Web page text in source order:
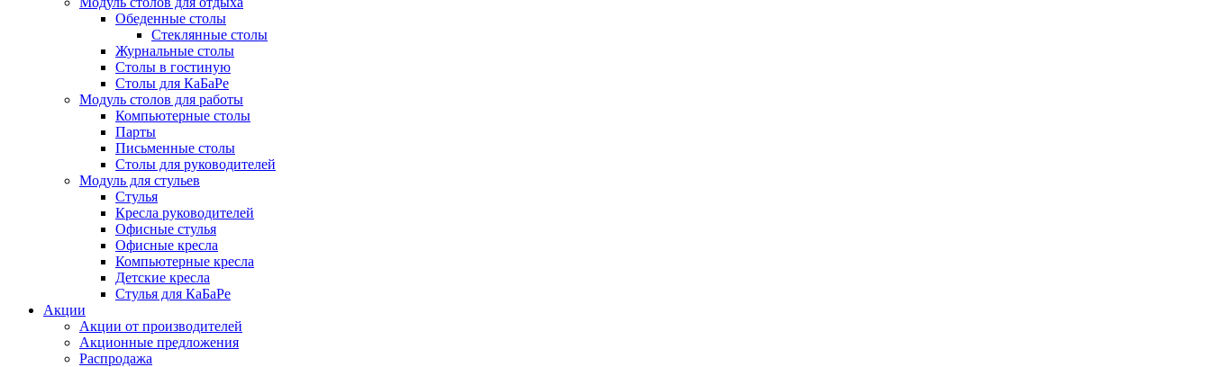
Обеденные столы
Стеклянные столы
Журнальные столы
Столы в гостиную
Столы для КаБаРе
Модуль столов для работы
Компьютерные столы
Парты
Письменные столы
Столы для руководителей
Модуль для стульев
Стулья
Кресла руководителей
Офисные стулья
Офисные кресла
Компьютерные кресла
Детские кресла
Стулья для КаБаРе
Акции
Акции от производителей
Акционные предложения
Распродажа